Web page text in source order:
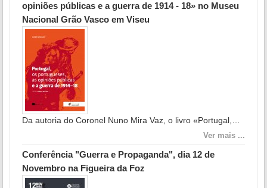
opiniões públicas e a guerra de 1914 - 18» no Museu
Nacional Grão Vasco em Viseu
Da autoria do Coronel Nuno Mira Vaz, o livro «Portugal,…
Ver mais ...
Conferência "Guerra e Propaganda", dia 12 de
Novembro na Figueira da Foz